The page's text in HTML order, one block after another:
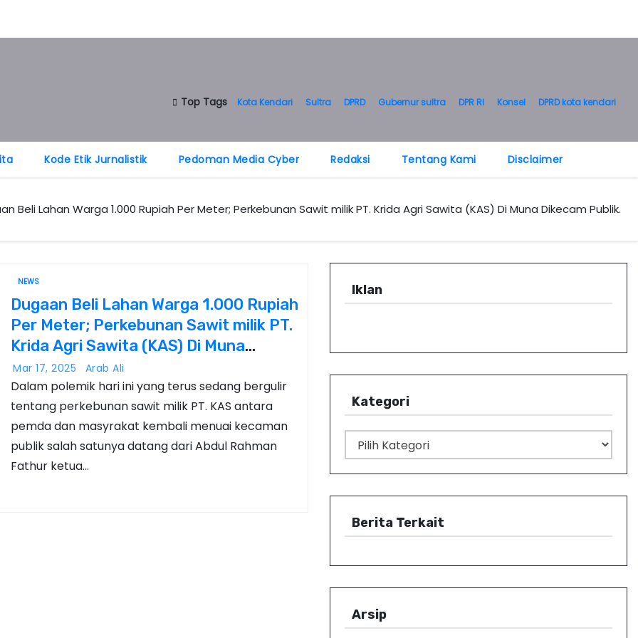
Top Tags Kota Kendari Sultra DPRD Gubernur sultra DPR RI Konsel DPRD kota kendari
Kode Etik Jurnalistik Pedoman Media Cyber Redaksi Tentang Kami Disclaimer
Beli Lahan Warga 1.000 Rupiah Per Meter; Perkebunan Sawit milik PT. Krida Agri Sawita (KAS) Di Muna Dikecam Publik.
NEWS
Dugaan Beli Lahan Warga 1.000 Rupiah
Per Meter; Perkebunan Sawit milik PT.
Krida Agri Sawita (KAS) Di Muna
Dikecam Publik.
Mar 17, 2025 Arab Ali
Dalam polemik hari ini yang terus sedang bergulir
tentang perkebunan sawit milik PT. KAS antara
pemda dan masyrakat kembali menuai kecaman
publik salah satunya datang dari Abdul Rahman
Fathur ketua…
Iklan
Kategori
a
t
e
o
Berita Terkait
Arsip